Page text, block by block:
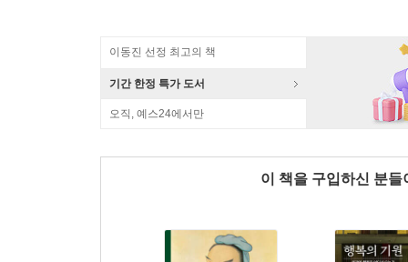
이동진 선정 최고의 책
기간 한정 특가 도서
오직, 예스24에서만
이 책을 구입하신 분